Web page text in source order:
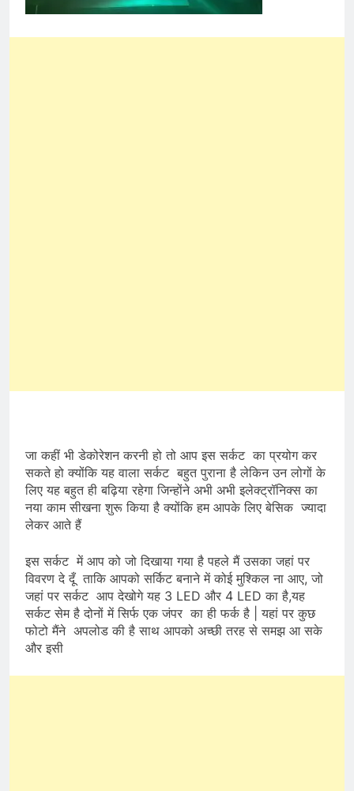
जा कहीं भी डेकोरेशन करनी हो तो आप इस सर्कट का प्रयोग कर
सकते हो क्योंकि यह वाला सर्कट बहुत पुराना है लेकिन उन लोगों के
लिए यह बहुत ही बढ़िया रहेगा जिन्होंने अभी अभी इलेक्ट्रॉनिक्स का
नया काम सीखना शुरू किया है क्योंकि हम आपके लिए बेसिक ज्यादा
लेकर आते हैं
इस सर्कट में आप को जो दिखाया गया है पहले मैं उसका जहां पर
विवरण दे दूँ ताकि आपको सर्किट बनाने में कोई मुश्किल ना आए, जो
जहां पर सर्कट आप देखोगे यह 3 LED और 4 LED का है,यह
सर्कट सेम है दोनों में सिर्फ एक जंपर का ही फर्क है | यहां पर कुछ
फोटो मैंने अपलोड की है साथ आपको अच्छी तरह से समझ आ सके
और इसी